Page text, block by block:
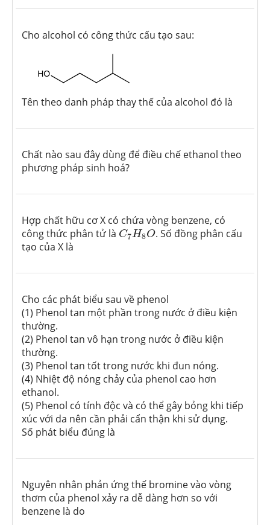
Cho alcohol có công thức cấu tạo sau:
Tên theo danh pháp thay thế của alcohol đó là
Chất nào sau đây dùng để điều chế ethanol theo
phương pháp sinh hoá?
Hợp chất hữu cơ X có chứa vòng benzene, có
công thức phân tử là C7H8O
C7H8O. Số đồng phân cấu
tạo của X là
Cho các phát biểu sau về phenol
(1) Phenol tan một phần trong nước ở điều kiện
thường.
(2) Phenol tan vô hạn trong nước ở điều kiện
thường.
(3) Phenol tan tốt trong nước khi đun nóng.
(4) Nhiệt độ nóng chảy của phenol cao hơn
ethanol.
(5) Phenol có tính độc và có thể gây bỏng khi tiếp
xúc với da nên cần phải cẩn thận khi sử dụng.
Số phát biểu đúng là
Nguyên nhân phản ứng thế bromine vào vòng
thơm của phenol xảy ra dễ dàng hơn so với
benzene là do